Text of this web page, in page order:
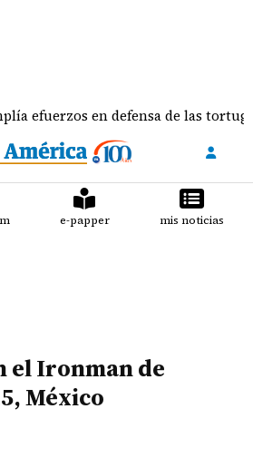
en defensa de las tortugas
e-papper mis noticias
el Ironman de
México